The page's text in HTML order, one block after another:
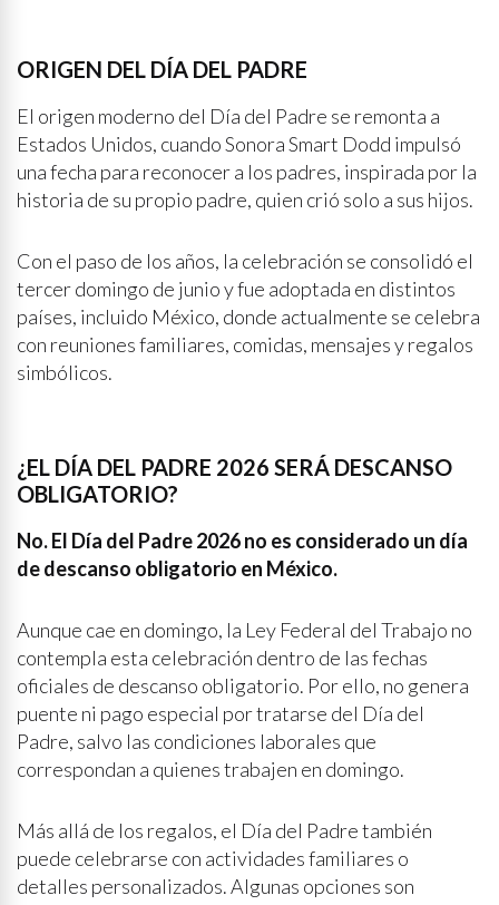
ORIGEN DEL DÍA DEL PADRE
El origen moderno del Día del Padre se remonta a
Estados Unidos, cuando Sonora Smart Dodd impulsó
una fecha para reconocer a los padres, inspirada por la
historia de su propio padre, quien crió solo a sus hijos.
Con el paso de los años, la celebración se consolidó el
tercer domingo de junio y fue adoptada en distintos
países, incluido México, donde actualmente se celebra
con reuniones familiares, comidas, mensajes y regalos
simbólicos.
¿EL DÍA DEL PADRE 2026 SERÁ DESCANSO
OBLIGATORIO?
No. El Día del Padre 2026 no es considerado un día
de descanso obligatorio en México.
Aunque cae en domingo, la Ley Federal del Trabajo no
contempla esta celebración dentro de las fechas
oficiales de descanso obligatorio. Por ello, no genera
puente ni pago especial por tratarse del Día del
Padre, salvo las condiciones laborales que
correspondan a quienes trabajen en domingo.
Más allá de los regalos, el Día del Padre también
puede celebrarse con actividades familiares o
detalles personalizados. Algunas opciones son